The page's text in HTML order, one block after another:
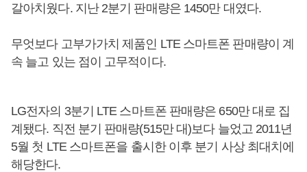
갈아치웠다. 지난 2분기 판매량은 1450만 대였다.
무엇보다 고부가가치 제품인 LTE 스마트폰 판매량이 계
속 늘고 있는 점이 고무적이다.
LG전자의 3분기 LTE 스마트폰 판매량은 650만 대로 집
계됐다. 직전 분기 판매량(515만 대)보다 늘었고 2011년
5월 첫 LTE 스마트폰을 출시한 이후 분기 사상 최대치에
해당한다.